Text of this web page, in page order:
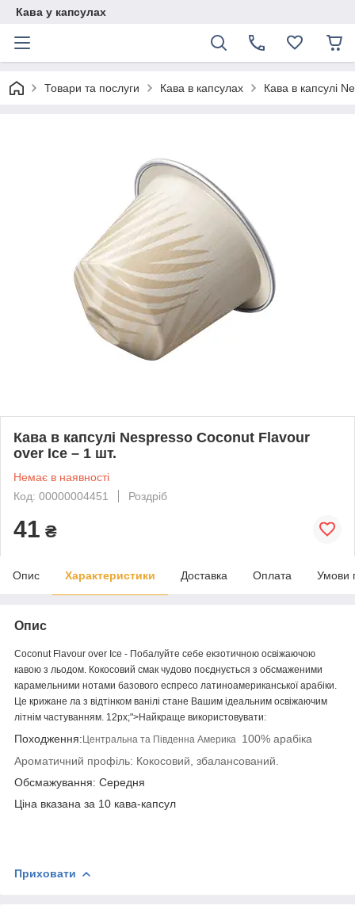
Кава у капсулах
Товари та послуги Кава в капсулах Кава в капсулі
Кава в капсулі Nespresso Coconut Flavour
over Ice – 1 шт.
Немає в наявності
Код: 00000004451
Роздріб
41 ₴
Опис Характеристики Доставка Оплата Умови
Опис
Coconut Flavour over Ice - Побалуйте себе екзотичною освіжаючою
кавою з льодом. Кокосовий смак чудово поєднується з обсмаженими
карамельними нотами базового еспресо латиноамериканської арабіки.
Це крижане ла з відтінком ванілі стане Вашим ідеальним освіжаючим
літнім частуванням. 12px;">Найкраще використовувати:
Походження:Центральна та Південна Америка
100% арабіка
Ароматичний профіль: Кокосовий, збалансований.
Обсмажування: Середня
Ціна вказана за 10 кава-капсул
Приховати